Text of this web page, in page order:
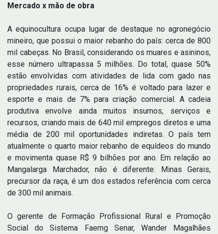
Mercado x mão de obra
A equinocultura ocupa lugar de destaque no agronegócio
mineiro, que possui o maior rebanho do país: cerca de 800
mil cabeças. No Brasil, considerando os muares e asininos,
esse número ultrapassa 5 milhões. Do total, quase 50%
estão envolvidas com atividades de lida com gado nas
propriedades rurais, cerca de 16% é voltado para lazer e
esporte e mais de 7% para criação comercial. A cadeia
produtiva envolve ainda muitos insumos, serviços e
recursos, criando mais de 640 mil empregos diretos e uma
média de 200 mil oportunidades indiretas. O país tem
atualmente o quarto maior rebanho de equídeos do mundo
e movimenta quase R$ 9 bilhões por ano. Em relação ao
Mangalarga Marchador, não é diferente: Minas Gerais,
precursor da raça, é um dos estados referência com cerca
de 300 mil animais.
O gerente de Formação Profissional Rural e Promoção
Social do Sistema Faemg Senar, Wander Magalhães